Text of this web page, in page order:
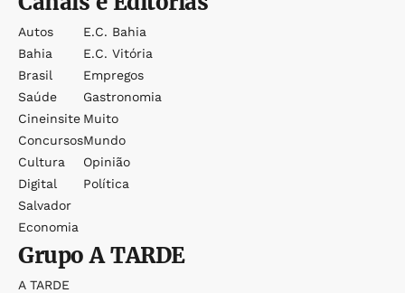
Autos
Bahia
Brasil
Saúde
Cineinsite
Concursos
Cultura
Digital
Salvador
Economia
E.c. Bahia
E.c. Vitória
Empregos
Gastronomia
Muito
Mundo
Opinião
Política
GrupoA TARDE
A TARDE